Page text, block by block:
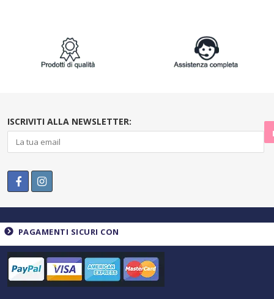
ISCRIVITI ALLA NEWSLETTER:
PAGAMENTI SICURI CON